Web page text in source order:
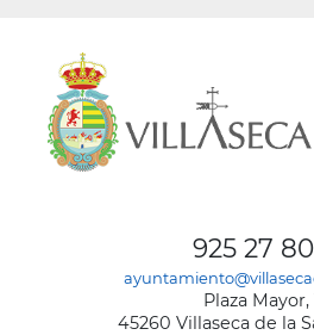
925 27 80
Plaza Mayor,
45260 Villaseca de la